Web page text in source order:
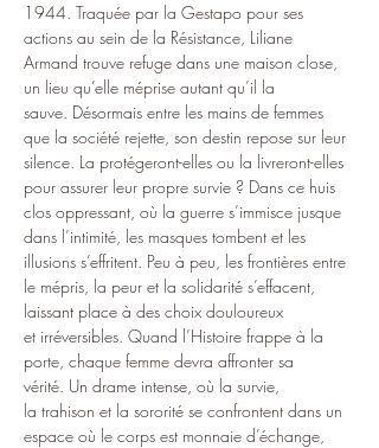
1944. Traquée par la Gestapo pour ses
actions au sein de la Résistance, Liliane
Armand trouve refuge dans une maison close,
un lieu qu’elle méprise autant qu’il la
sauve. Désormais entre les mains de femmes
que la société rejette, son destin repose sur leur
silence. La protégeront-elles ou la livreront-elles
pour assurer leur propre survie ? Dans ce huis
clos oppressant, où la guerre s’immisce jusque
dans l’intimité, les masques tombent et les
illusions s’effritent. Peu à peu, les frontières entre
le mépris, la peur et la solidarité s’effacent,
laissant place à des choix douloureux
et irréversibles. Quand l’Histoire frappe à la
porte, chaque femme devra affronter sa
vérité. Un drame intense, où la survie,
la trahison et la sororité se confrontent dans un
espace où le corps est monnaie d’échange,